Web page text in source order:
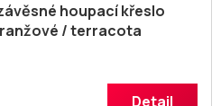
houpací křeslo
/ terracota
Detail